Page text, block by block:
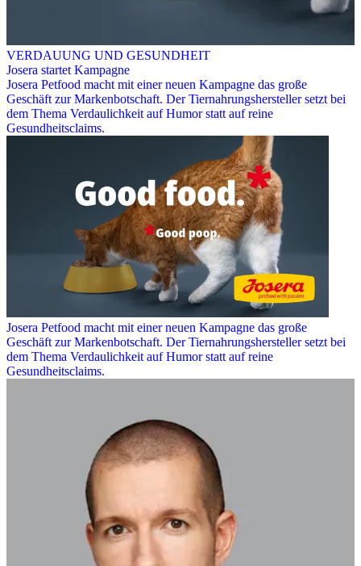
VERDAUUNG UND GESUNDHEIT
Josera startet Kampagne
Josera Petfood macht mit einer neuen Kampagne das große
Geschäft zur Markenbotschaft. Der Tiernahrungshersteller setzt bei
dem Thema Verdaulichkeit auf Humor statt auf reine
Gesundheitsclaims.
Josera Petfood macht mit einer neuen Kampagne das große
Geschäft zur Markenbotschaft. Der Tiernahrungshersteller setzt bei
dem Thema Verdaulichkeit auf Humor statt auf reine
Gesundheitsclaims.